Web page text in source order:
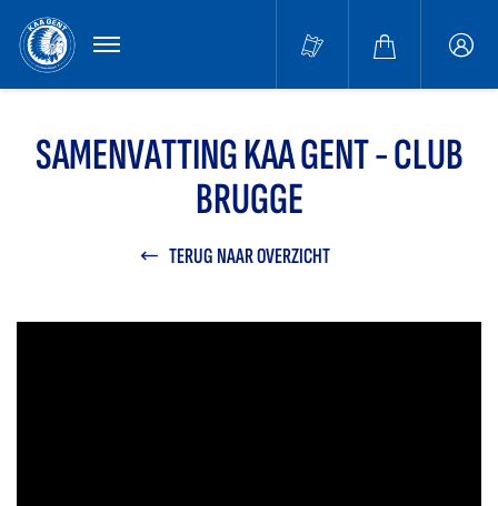
MENU
SAMENVATTING KAA GENT - CLUB
BRUGGE
TERUG NAAR OVERZICHT